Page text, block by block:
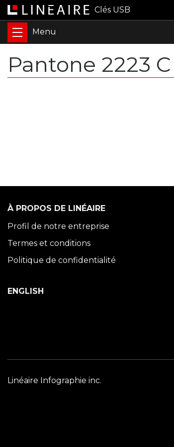
Clés USB
Pantone 2223 C
À PROPOS DE LINÉAIRE
Profil de notre entreprise
Termes et conditions
Politique de confidentialité
ENGLISH
Linéaire Infographie inc.